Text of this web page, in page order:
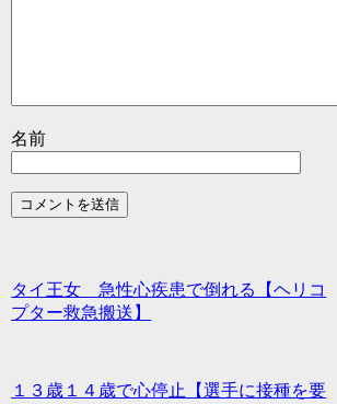
名前
タイ王女 急性心疾患で倒れる【ヘリコ
プター救急搬送】
１３歳１４歳で心停止【選手に接種を要